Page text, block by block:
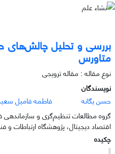
بررسی و تحلیل چالش‌های
متاورس
نوع مقاله : مقاله ترویجی
نویسندگان
حسن یگانه
فاطمه فامیل
گروه مطالعات تنظیم‌گری و سازماندهی
اقتصاد دیجیتال، پژوهشگاه ارتباطات و
چکیده